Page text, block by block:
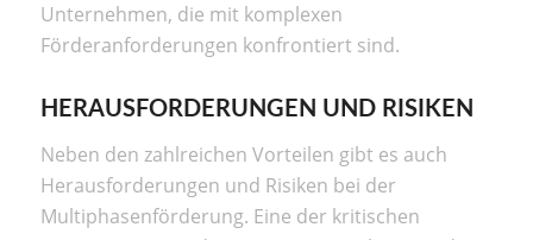
Unternehmen, die mit komplexen
Förderanforderungen konfrontiert sind.
HERAUSFORDERUNGEN UND RISIKEN
Neben den zahlreichen Vorteilen gibt es auch
Herausforderungen und Risiken bei der
Multiphasenförderung. Eine der kritischen